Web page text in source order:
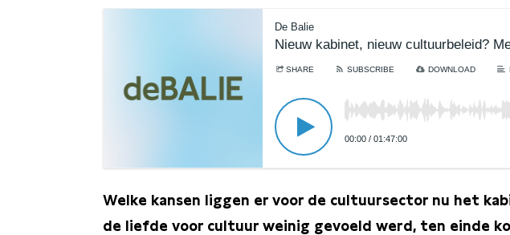
De Balie
Nieuw kabinet, nieuw cultuurbeleid?
SHARE SUBSCRIBE DOWNLOAD
00:00 / 01:47:00
Welke kansen liggen er voor de cultuursector nu het
de liefde voor cultuur weinig gevoeld werd, ten einde